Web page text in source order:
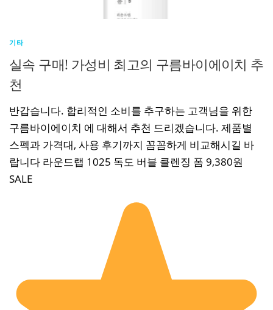
기타
실속 구매! 가성비 최고의 구름바이에이치 추
천
반갑습니다. 합리적인 소비를 추구하는 고객님을 위한
구름바이에이치 에 대해서 추천 드리겠습니다. 제품별
스펙과 가격대, 사용 후기까지 꼼꼼하게 비교해시길 바
랍니다 라운드랩 1025 독도 버블 클렌징 폼 9,380원
SALE